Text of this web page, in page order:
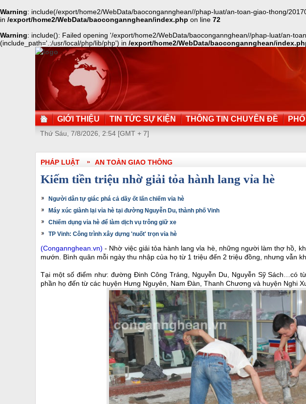
Warning: include(/export/home2/WebData/baocongannghean//phap-luat/an-toan-giao-thong/
in /export/home2/WebData/baocongannghean/index.php on line 72
Warning: include(): Failed opening '/export/home2/WebData/baocongannghean//phap-luat/an-
(include_path='.:/usr/local/php/lib/php') in /export/home2/WebData/baocongannghean/
GIỚI THIỆU TIN TỨC SỰ KIỆN THÔNG TIN CHUYÊN ĐỀ
Thứ Sáu, 7/8/2026, 2:54 [GMT + 7]
PHÁP LUẬT AN TOÀN GIAO THÔNG
Kiếm tiền triệu nhờ giải tỏa hành lang vỉa hè
Người dân tự giác phá cả dãy ốt lấn chiếm vỉa hè
Máy xúc giành lại vỉa hè tại đường Nguyễn Du, thành phố Vinh
Chiếm dụng vỉa hè để làm dịch vụ trông giữ xe
TP Vinh: Công trình xây dựng 'nuốt' trọn vỉa hè
(Congannghean.vn) - Nhờ việc giải tỏa hành lang vỉa hè, những người làm thợ hồ,
mướn. Bình quân mỗi ngày thu nhập của họ từ 1 triệu đến 2 triệu đồng, nhưng vẫn
Tại một số điểm như: đường Đinh Công Tráng, Nguyễn Du, Nguyễn Sỹ Sách…có
phần họ đến từ các huyện Hưng Nguyên, Nam Đàn, Thanh Chương và huyện Nghi